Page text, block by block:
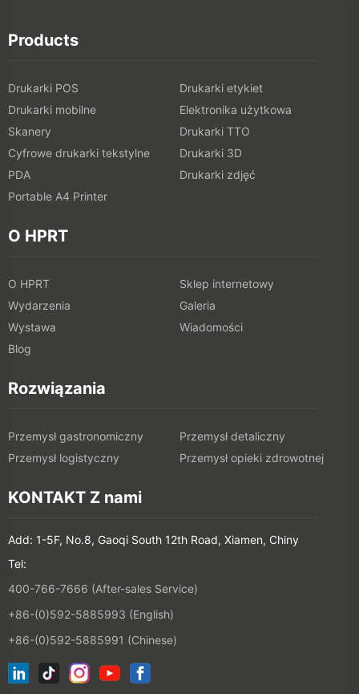
Products
Drukarki POS
Drukarki etykiet
Drukarki mobilne
Elektronika użytkowa
Skanery
Drukarki TTO
Cyfrowe drukarki tekstylne
Drukarki 3D
PDA
Drukarki zdjęć
Portable A4 Printer
O HPRT
O HPRT
Sklep internetowy
Wydarzenia
Galeria
Wystawa
Wiadomości
Blog
Rozwiązania
Przemysł gastronomiczny
Przemysł detaliczny
Przemysł logistyczny
Przemysł opieki zdrowotnej
KONTAKT Z nami
Add: 1-5F, No.8, Gaoqi South 12th Road, Xiamen, Chiny
Tel:
400-766-7666 (After-sales Service)
+86-(0)592-5885993 (English)
+86-(0)592-5885991 (Chinese)